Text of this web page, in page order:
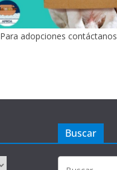
Para adopciones contáctanos
Buscar